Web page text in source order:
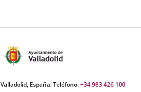
España. Teléfono:+34 983 426 100